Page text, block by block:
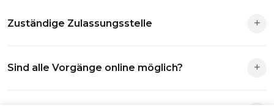
Zuständige Zulassungsstelle
Antrag wird automatisch an die richtige Stelle weitergeleitet.
Sind alle Vorgänge online möglich?